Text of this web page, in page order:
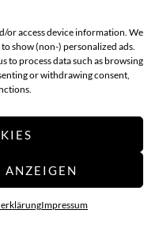
or access device information. We
show (non-) personalized ads.
to process data such as browsing
or withdrawing consent,
ANZEIGEN
Impressum